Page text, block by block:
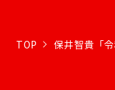
TOP 保井智貴「